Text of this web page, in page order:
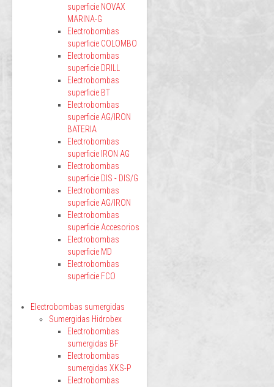
superficie NOVAX
MARINA-G
Electrobombas
superficie COLOMBO
Electrobombas
superficie DRILL
Electrobombas
superficie BT
Electrobombas
superficie AG/IRON
BATERIA
Electrobombas
superficie IRON AG
Electrobombas
superficie DIS - DIS/G
Electrobombas
superficie AG/IRON
Electrobombas
superficie Accesorios
Electrobombas
superficie MD
Electrobombas
superficie FCO
Electrobombas sumergidas
Sumergidas Hidrobex
Electrobombas
sumergidas BF
Electrobombas
sumergidas XKS-P
Electrobombas